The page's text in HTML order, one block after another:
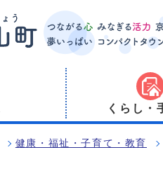
くらし・
健康・福祉・子育て・教育